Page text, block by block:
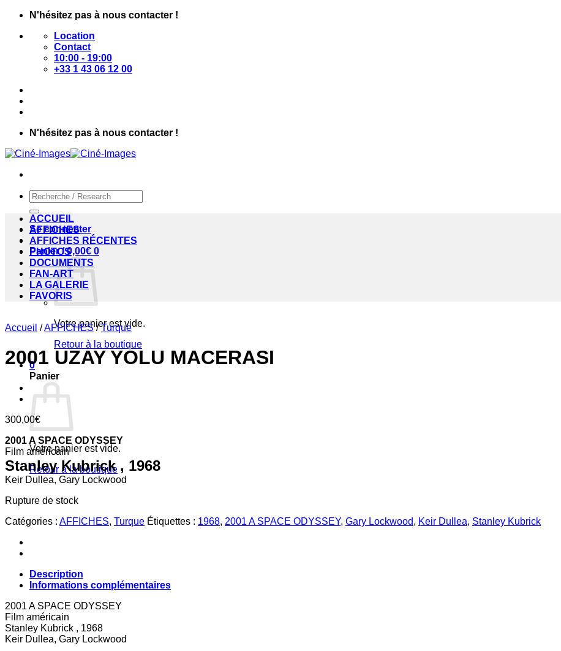
Passer
contenu
N'hésitez pas à nous contacter !
Location
Contact
10:00 - 19:00
+33 1 43 06 12 00
N'hésitez pas à nous contacter !
Recherche
pour :
Se connecter
Panier /0,00€ 0
Votre panier est vide.
Retour à la boutique
0
Panier
Votre panier est vide.
Retour à la boutique
ACCUEIL
AFFICHES
AFFICHES RÉCENTES
PHOTOS
DOCUMENTS
FAN-ART
LA GALERIE
FAVORIS
Accueil /AFFICHES / Turque
2001 UZAY YOLU MACERASI
300,00€
2001 A SPACE ODYSSEY
Film américain
Stanley Kubrick , 1968
Keir Dullea, Gary Lockwood
Rupture de stock
Catégories : AFFICHES, Turque Étiquettes : 1968, 2001 A SPACE ODYSSEY, Gary Lockwood, Keir Dullea, Stanley Kubrick
Description
Informations complémentaires
2001 A SPACE ODYSSEY
Film américain
Stanley Kubrick , 1968
Keir Dullea, Gary Lockwood